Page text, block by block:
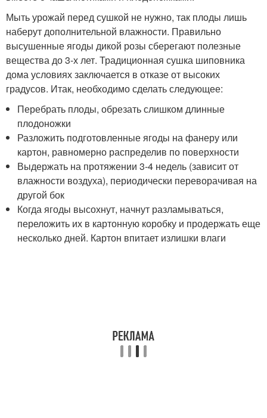
Мыть урожай перед сушкой не нужно, так плоды лишь
наберут дополнительной влажности. Правильно
высушенные ягоды дикой розы сберегают полезные
вещества до 3-х лет. Традиционная сушка шиповника
дома условиях заключается в отказе от высоких
градусов. Итак, необходимо сделать следующее:
Перебрать плоды, обрезать слишком длинные
плодоножки
Разложить подготовленные ягоды на фанеру или
картон, равномерно распределив по поверхности
Выдержать на протяжении 3-4 недель (зависит от
влажности воздуха), периодически переворачивая на
другой бок
Когда ягоды высохнут, начнут разламываться,
переложить их в картонную коробку и продержать еще
несколько дней. Картон впитает излишки влаги